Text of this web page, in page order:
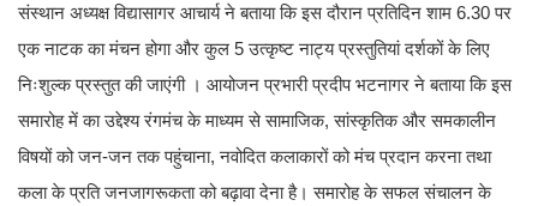
संस्थान अध्यक्ष विद्यासागर आचार्य ने बताया कि इस दौरान प्रतिदिन शाम 6.30 पर
एक नाटक का मंचन होगा और कुल 5 उत्कृष्ट नाट्य प्रस्तुतियां दर्शकों के लिए
निःशुल्क प्रस्तुत की जाएंगी । आयोजन प्रभारी प्रदीप भटनागर ने बताया कि इस
समारोह में का उद्देश्य रंगमंच के माध्यम से सामाजिक, सांस्कृतिक और समकालीन
विषयों को जन-जन तक पहुंचाना, नवोदित कलाकारों को मंच प्रदान करना तथा
कला के प्रति जनजागरूकता को बढ़ावा देना है। समारोह के सफल संचालन के